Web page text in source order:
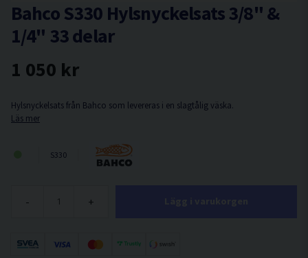
Bahco S330 Hylsnyckelsats 3/8" &
1/4" 33 delar
1 050 kr
Hylsnyckelsats från Bahco som levereras i en slagtålig väska.
Läs mer
S330
- +